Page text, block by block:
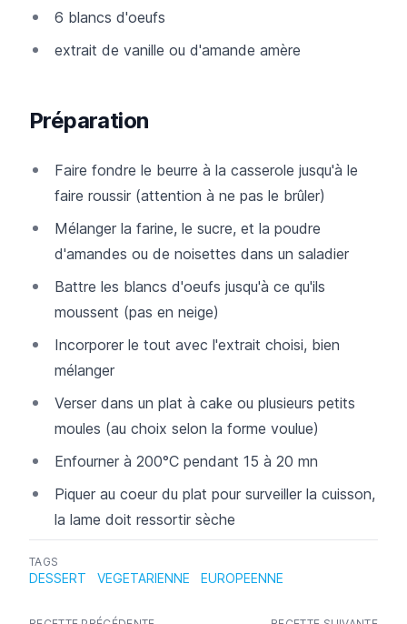
6 blancs d'oeufs
extrait de vanille ou d'amande amère
Préparation
Faire fondre le beurre à la casserole jusqu'à le
faire roussir (attention à ne pas le brûler)
Mélanger la farine, le sucre, et la poudre
d'amandes ou de noisettes dans un saladier
Battre les blancs d'oeufs jusqu'à ce qu'ils
moussent (pas en neige)
Incorporer le tout avec l'extrait choisi, bien
mélanger
Verser dans un plat à cake ou plusieurs petits
moules (au choix selon la forme voulue)
Enfourner à 200°C pendant 15 à 20 mn
Piquer au coeur du plat pour surveiller la cuisson,
la lame doit ressortir sèche
TAGS
DESSERT VEGETARIENNE EUROPEENNE